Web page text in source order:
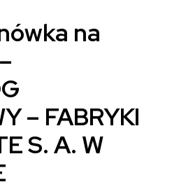
na
– FABRYKI
S. A. W